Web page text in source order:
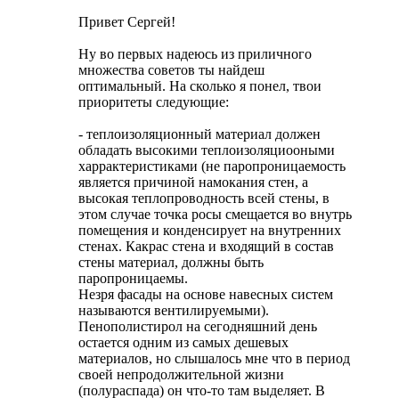
Привет Сергей!
Ну во первых надеюсь из приличного
множества советов ты найдеш
оптимальный. На сколько я понел, твои
приоритеты следующие:
- теплоизоляционный материал должен
обладать высокими теплоизоляциооными
харрактеристиками (не паропроницаемость
является причиной намокания стен, а
высокая теплопроводность всей стены, в
этом случае точка росы смещается во внутрь
помещения и конденсирует на внутренних
стенах. Какрас стена и входящий в состав
стены материал, должны быть
паропроницаемы.
Незря фасады на основе навесных систем
называются вентилируемыми).
Пенополистирол на сегодняшний день
остается одним из самых дешевых
материалов, но слышалось мне что в период
своей непродолжительной жизни
(полураспада) он что-то там выделяет. В